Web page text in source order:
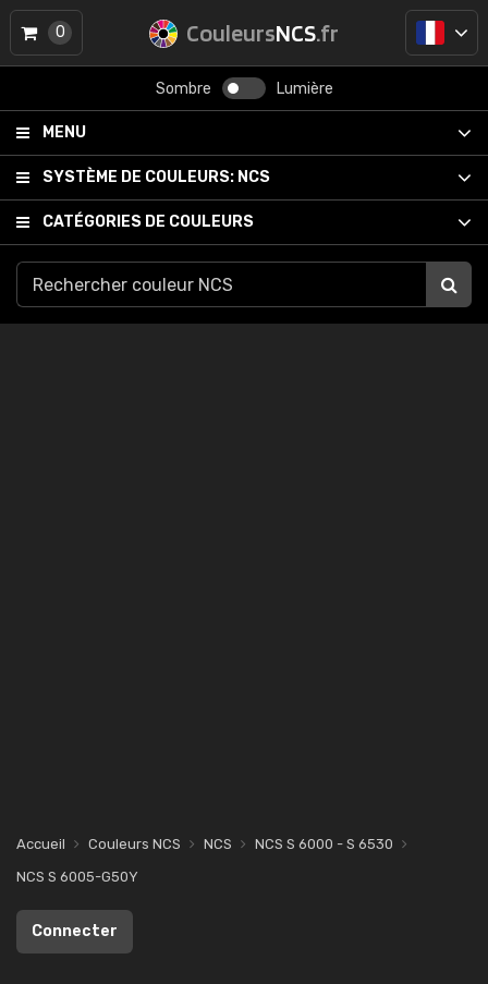
CouleursNCS.fr
Sombre Lumière
MENU
SYSTÈME DE COULEURS: NCS
CATÉGORIES DE COULEURS
0
Accueil Couleurs NCS NCS
NCS S 6000 - S 6530
NCS S 6005-G50Y
Connecter